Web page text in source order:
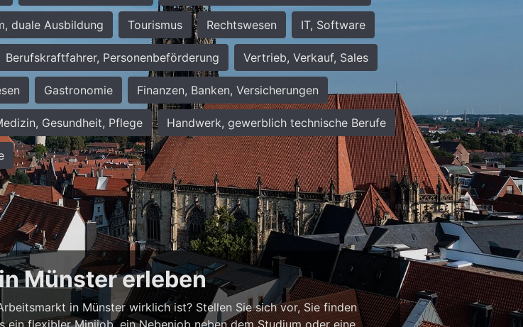
duale Ausbildung Tourismus Rechtswesen IT, Software
Berufskraftfahrer, Personenbeförderung Vertrieb, Verkauf, Sales
Gastronomie Finanzen, Banken, Versicherungen
Gesundheit, Pflege Handwerk, gewerblich technische Berufe
Münster erleben
in Münster wirklich ist? Stellen Sie sich vor, Sie finden